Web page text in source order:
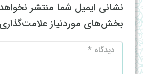
نشانی ایمیل شما منتشر
بخش‌های موردنیاز